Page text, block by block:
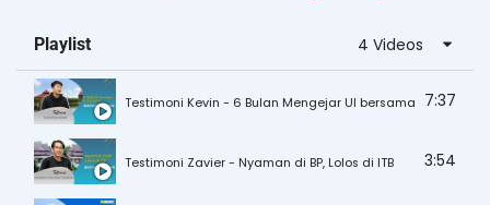
Playlist 4 Videos
Testimoni Kevin - 6 Bulan Mengejar UI bersama Bintang
7:37
Testimoni Zavier - Nyaman di BP, Lolos di ITB 3:54